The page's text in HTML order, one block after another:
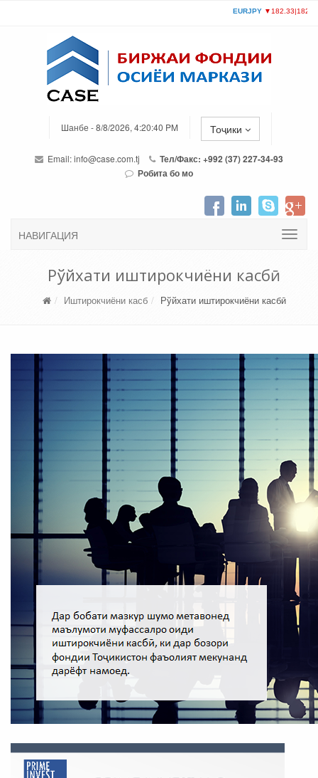
Шанбе - 8/8/2026, 4:20:40 PM Тоҷики
Email:info@case.com.tj
Тел/Факс: +992 (37) 227-34-93
Робита бо мо
НАВИГАЦИЯ
Рўйхати иштирокчиёни касбӣ
Иштирокчиёни касб Рўйхати иштирокчиёни касбӣ